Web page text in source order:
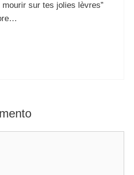
sur tes jolies lèvres”